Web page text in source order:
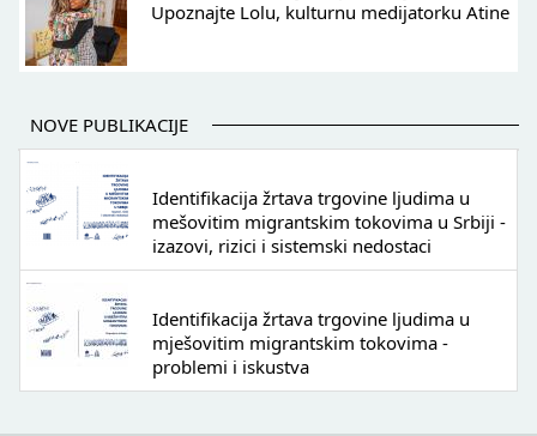
Upoznajte Lolu, kulturnu medijatorku Atine
NOVE PUBLIKACIJE
Identifikacija žrtava trgovine ljudima u
mešovitim migrantskim tokovima u Srbiji -
izazovi, rizici i sistemski nedostaci
Identifikacija žrtava trgovine ljudima u
mješovitim migrantskim tokovima -
problemi i iskustva